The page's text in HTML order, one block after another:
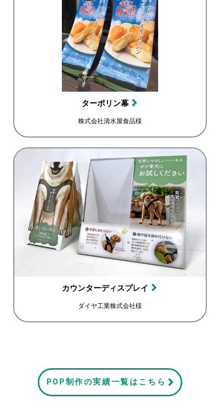
ターポリン幕
株式会社清水屋食品様
カウンターディスプレイ
ダイヤ工業株式会社様
POP制作の実績一覧はこちら